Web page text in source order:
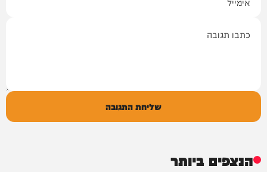
שליחת התגובה
הנצפים ביותר